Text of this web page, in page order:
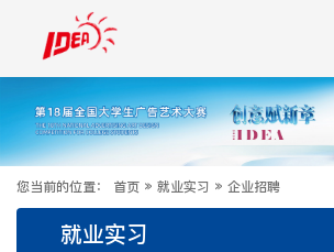
您当前的位置： 首页 » 就业实习 » 企业招聘
就业实习